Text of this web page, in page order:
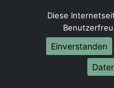
Umzug von
Umzug von
Umzug von
Umzug von
Umzug von
Diese
Einverstanden